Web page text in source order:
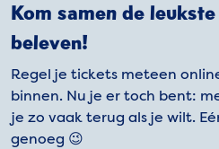
Kom samen de
beleven!
Regel je tickets meteen
binnen. Nu je er toch bent:
je zo vaak terug als je wilt.
genoeg 😉